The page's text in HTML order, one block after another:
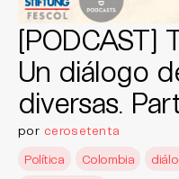
[PODCAST]
Un diálogo
diversas.
por cerosetenta
Política
Colombia